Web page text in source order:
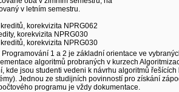
v letním semestru.
korekvizita NPRG062
korekvizita NPRG030
korekvizita NPRG030
1 a 2 je základní orientace ve
algoritmů probraných v kurzech
kde jsou studenti vedeni k návrhu algoritmů
Jednou ze studijních povinností pro získání
programu je vždy dokumentace.